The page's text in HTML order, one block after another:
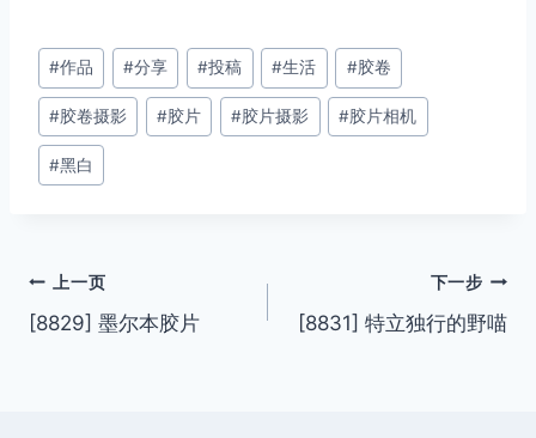
文
章
标
签：
#作品 #分享 #投稿 #生活 #胶卷
#胶卷摄影 #胶片 #胶片摄影 #胶片相机
#黑白
文
章
上一页
[8829] 墨尔本胶片
下一步
[8831] 特立独行的野喵